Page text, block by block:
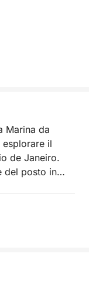
Marina da
il
de Janeiro.
del posto in
questo
e